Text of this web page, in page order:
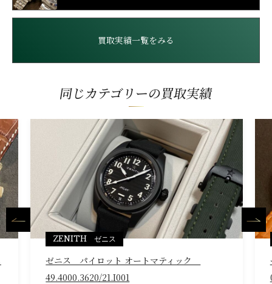
買取実績一覧をみる
同じカテゴリーの買取実績
ZENITH ゼニス
ゼニス パイロット オートマティック
49.4000.3620/21.I001